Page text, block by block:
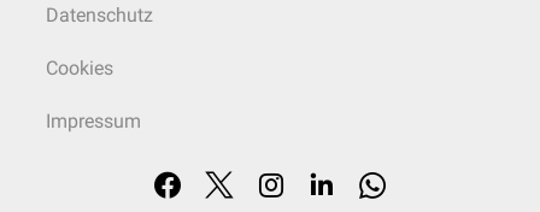
Datenschutz
Cookies
Impressum